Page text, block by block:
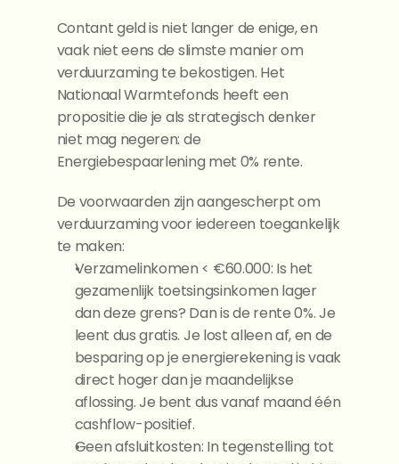
Contant geld is niet langer de enige, en
vaak niet eens de slimste manier om
verduurzaming te bekostigen. Het
Nationaal Warmtefonds heeft een
propositie die je als strategisch denker
niet mag negeren: de
Energiebespaarlening met 0% rente.
De voorwaarden zijn aangescherpt om
verduurzaming voor iedereen toegankelijk
te maken:
Verzamelinkomen < €60.000: Is het
gezamenlijk toetsingsinkomen lager
dan deze grens? Dan is de rente 0%. Je
leent dus gratis. Je lost alleen af, en de
besparing op je energierekening is vaak
direct hoger dan je maandelijkse
aflossing. Je bent dus vanaf maand één
cashflow-positief.
Geen afsluitkosten: In tegenstelling tot